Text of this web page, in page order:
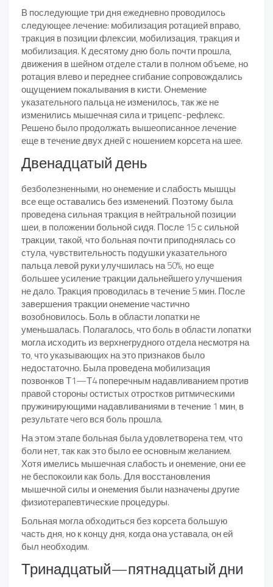
В последующие три дня ежедневно проводилось
следующее лечение: мобилизация ротацией вправо,
тракция в позиции флексии, мобилизация, тракция и
мобилизация. К десятому дню боль почти прошла,
движения в шейном отделе стали в полном объеме, но
ротация влево и переднее сгибание сопровождались
ощущением покалывания в кисти. Онемение
указательного пальца не изменилось, так же не
изменились мышечная сила и трицепс-рефлекс.
Решено было продолжать вышеописанное лечение
еще в течение двух дней с ношением корсета на шее.
Двенадцатый день
безболезненными, но онемение и слабость мышцы
все еще оставались без изменений. Поэтому была
проведена сильная тракция в нейтральной позиции
шеи, в положении больной сидя. После 15 с сильной
тракции, такой, что больная почти приподнялась со
стула, чувствительность подушки указательного
пальца левой руки улучшилась на 50%, но еще
большее усиление тракции дальнейшего улучшения
не дало. Тракция проводилась в течение 5 мин. После
завершения тракции онемение частично
возобновилось. Боль в области лопатки не
уменьшалась. Полагалось, что боль в области лопатки
могла исходить из верхнегрудного отдела несмотря на
то, что указывающих на это признаков было
недостаточно. Была проведена мобилизация
позвонков Т1—Т4 поперечным надавливанием против
правой стороны остистых отростков ритмическими
пружинирующими надавливаниями в течение 1 мин, в
результате чего вся боль прошла.
На этом этапе больная была удовлетворена тем, что
боли нет, так как это было ее основным желанием.
Хотя имелись мышечная слабость и онемение, они ее
не беспокоили как боль. Для восстановления
мышечной силы и онемения были назначены другие
физиотерапевтические процедуры.
Больная могла обходиться без корсета большую
часть дня, но к концу дня, когда она уставала, он ей
был необходим.
Тринадцатый—пятнадцатый дни